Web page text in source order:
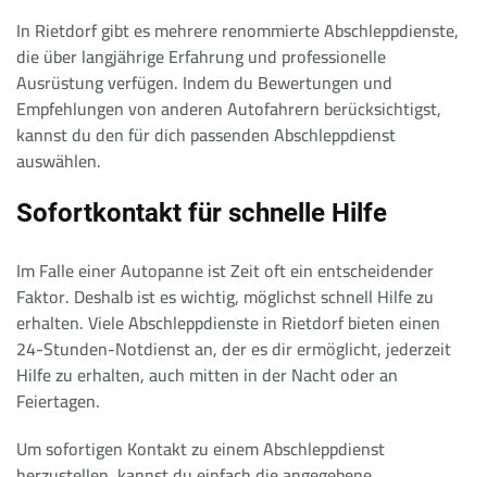
In Rietdorf gibt es mehrere renommierte Abschleppdienste,
die über langjährige Erfahrung und professionelle
Ausrüstung verfügen. Indem du Bewertungen und
Empfehlungen von anderen Autofahrern berücksichtigst,
kannst du den für dich passenden Abschleppdienst
auswählen.
Sofortkontakt für schnelle Hilfe
Im Falle einer Autopanne ist Zeit oft ein entscheidender
Faktor. Deshalb ist es wichtig, möglichst schnell Hilfe zu
erhalten. Viele Abschleppdienste in Rietdorf bieten einen
24-Stunden-Notdienst an, der es dir ermöglicht, jederzeit
Hilfe zu erhalten, auch mitten in der Nacht oder an
Feiertagen.
Um sofortigen Kontakt zu einem Abschleppdienst